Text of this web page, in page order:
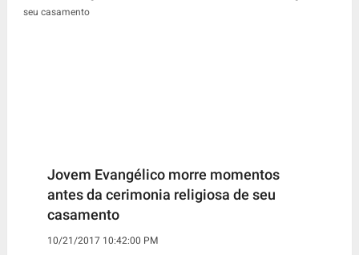
Jovem Evangélico morre momentos
antes da cerimonia religiosa de seu
casamento
10/21/2017 10:42:00 PM